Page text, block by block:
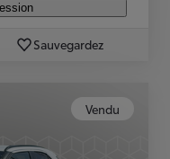
Sauvegardez
Vendu